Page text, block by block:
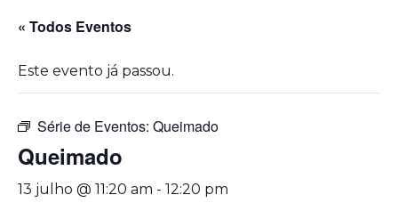
« Todos Eventos
Este evento já passou.
Série de Eventos: Queimado
Queimado
13 julho @ 11:20 am - 12:20 pm